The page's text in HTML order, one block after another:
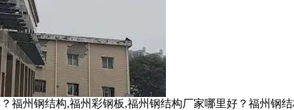
福州钢结构,福州彩钢板,福州钢结构厂家哪里好？福州钢